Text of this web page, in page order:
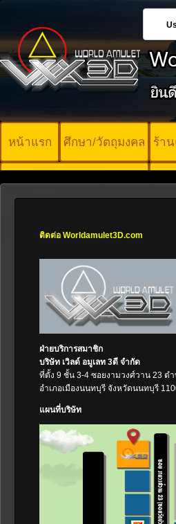
หน้าแรก ศึกษา/วัตถุมงคล ร้า
คอร์ออนไลน์
ติดต่อ Worldamulet3D.com
ฝ่ายบริการสมาชิก
บริษัท เวิลด์ อมูเลท 3ดี จำกัด
ที่ตั้ง 9 ชั้น 3-4 ซอยงามวงศ์วาน 23 ต
อำเภอเมืองนนทบุรี จังหวัดนนทบุรี
แผนที่บริษัท